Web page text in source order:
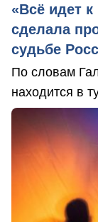
«Всё идет к
сделала
судьбе
По словам
находится в